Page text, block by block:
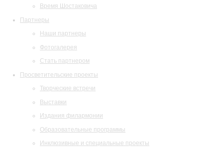
Время Шостаковича
Партнеры
Наши партнеры
Фотогалерея
Стать партнером
Просветительские проекты
Творческие встречи
Выставки
Издания филармонии
Образовательные программы
Инклюзивные и специальные проекты